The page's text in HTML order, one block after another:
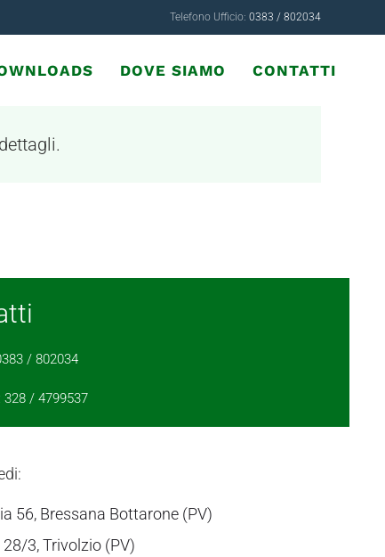
Telefono Ufficio: 0383 / 802034
DOVE SIAMO CONTATTI
/ 802034
328 / 4799537
56, Bressana Bottarone (PV)
28/3, Trivolzio (PV)